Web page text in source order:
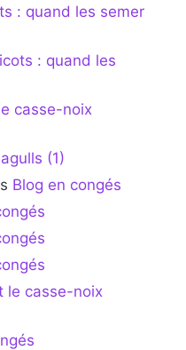
: quand les semer
: quand les
casse-noix
(1)
Blog en congés
le casse-noix